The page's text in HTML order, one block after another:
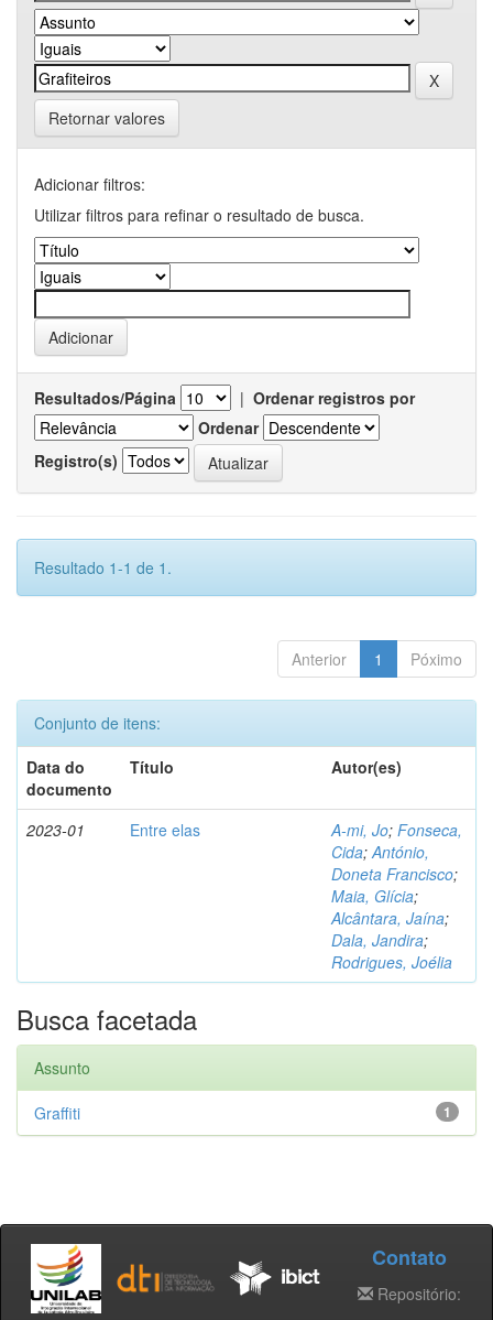
Retornar valores
Adicionar filtros:
Utilizar filtros para refinar o resultado de busca.
Resultados/Página | Ordenar registros por
Ordenar
Registro(s)
Resultado 1-1 de 1.
Anterior 1 Póximo
Conjunto de itens:
Data do
documento
Título Autor(es)
2023-01 Entre elas A-mi, Jo; Fonseca,
Cida;António,
Doneta Francisco;
Maia, Glícia;
Alcântara, Jaína;
Dala, Jandira;
Rodrigues, Joélia
Busca facetada
Assunto
1
Graffiti
Contato
Repositório: